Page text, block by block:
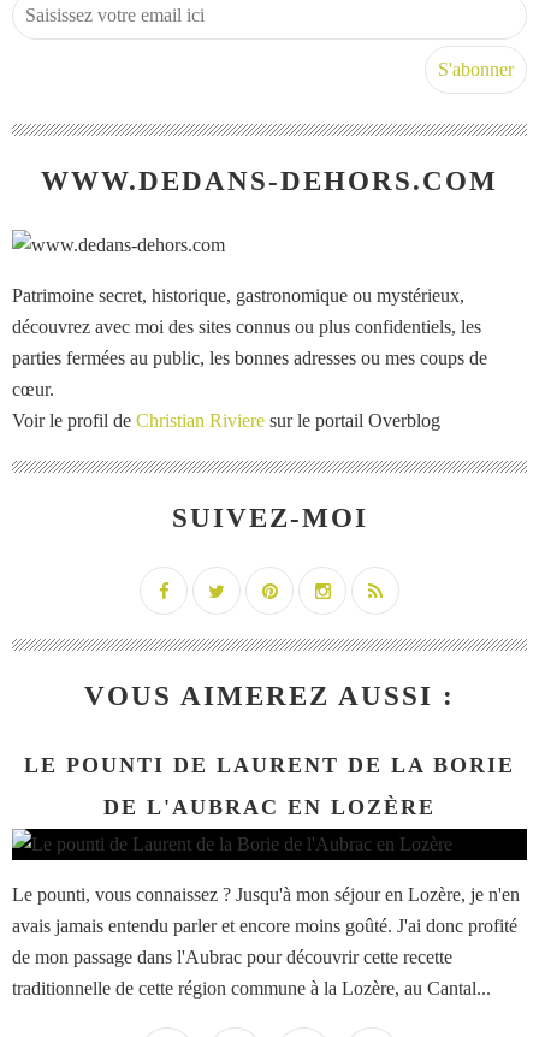
WWW.DEDANS-DEHORS.COM
Patrimoine secret, historique, gastronomique ou mystérieux,
découvrez avec moi des sites connus ou plus confidentiels, les
parties fermées au public, les bonnes adresses ou mes coups de
cœur.
Voir le profil de Christian Riviere sur le portail Overblog
SUIVEZ-MOI
VOUS AIMEREZ AUSSI :
LE POUNTI DE LAURENT DE LA BORIE
DE L'AUBRAC EN LOZÈRE
Le pounti, vous connaissez ? Jusqu'à mon séjour en Lozère, je n'en
avais jamais entendu parler et encore moins goûté. J'ai donc profité
de mon passage dans l'Aubrac pour découvrir cette recette
traditionnelle de cette région commune à la Lozère, au Cantal...